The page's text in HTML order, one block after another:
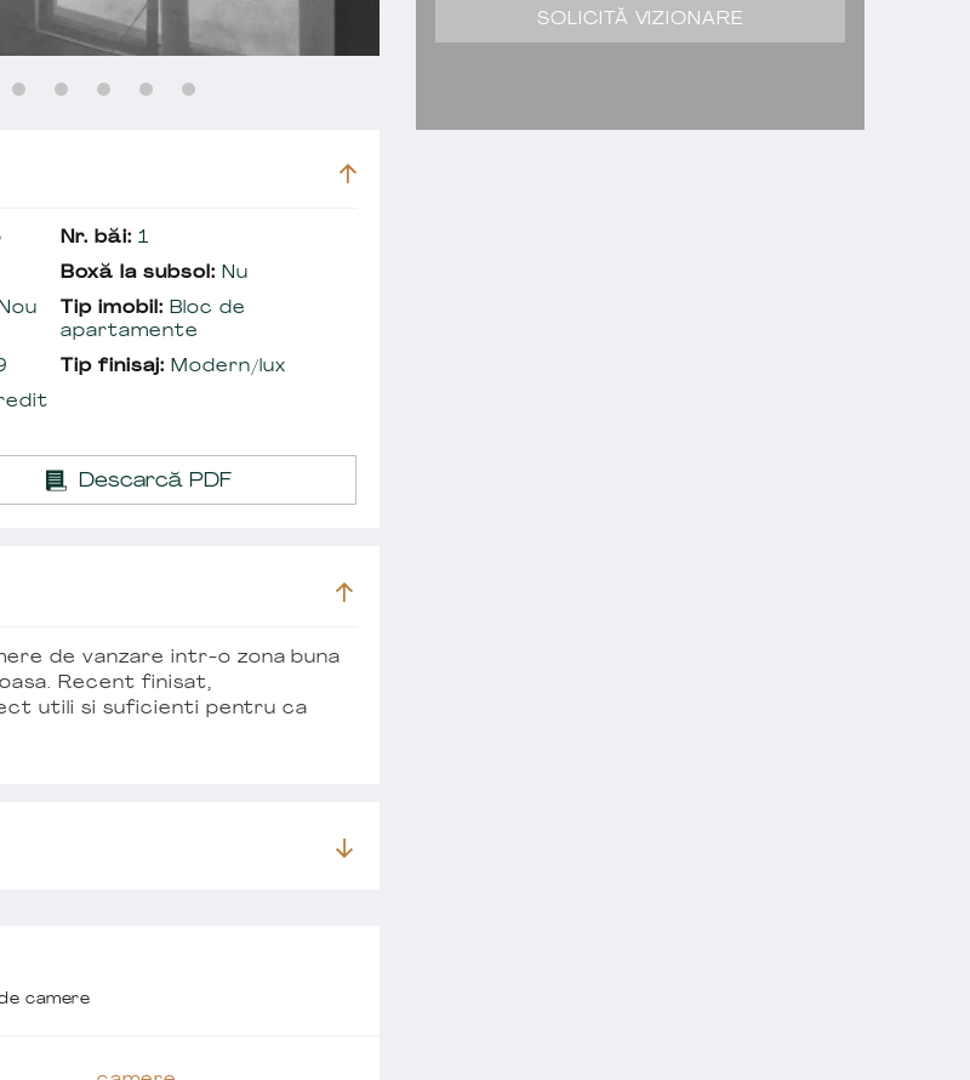
SOLICITĂ VIZIONARE
Nr. băi: 1
Boxă la subsol: Nu
Nou Tip imobil: Bloc de
apartamente
Tip finisaj: Modern/lux
Descarcă PDF
de vanzare intr-o zona buna
Recent finisat,
utili si suficienti pentru ca
camere